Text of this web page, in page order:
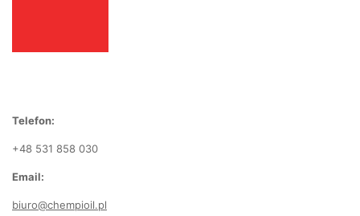
Telefon:
+48 531 858 030
Email:
biuro@chempioil.pl